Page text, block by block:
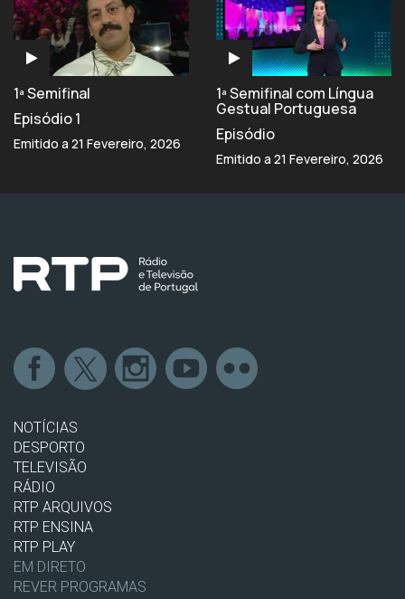
1ª Semifinal
Episódio 1
Emitido a 21 Fevereiro, 2026
1ª Semifinal com Língua
Gestual Portuguesa
Episódio
Emitido a 21 Fevereiro, 2026
NOTÍCIAS
DESPORTO
TELEVISÃO
RÁDIO
RTP ARQUIVOS
RTP ENSINA
RTP PLAY
EM DIRETO
REVER PROGRAMAS